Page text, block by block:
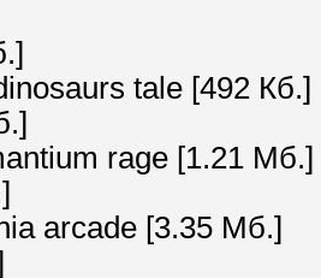
tale [492 Кб.]
rage [1.21 Мб.]
arcade [3.35 Мб.]